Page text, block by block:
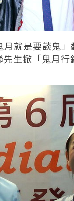
就是要談鬼」
生掀「鬼月行